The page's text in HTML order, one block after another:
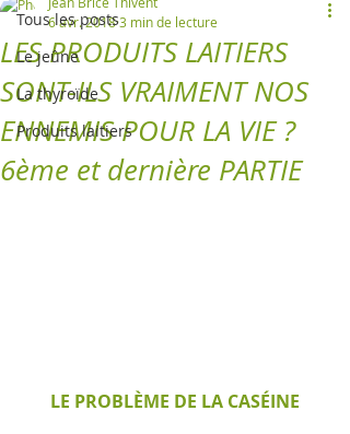
Tous les posts
Le jeûne
La thyroïde
Produits laitiers
LES PRODUITS LAITIERS
SONT-ILS VRAIMENT NOS
ENNEMIS POUR LA VIE ?
6ème et dernière PARTIE
6 avr. 20183 min de lecture
LE PROBLÈME DE LA CASÉINE